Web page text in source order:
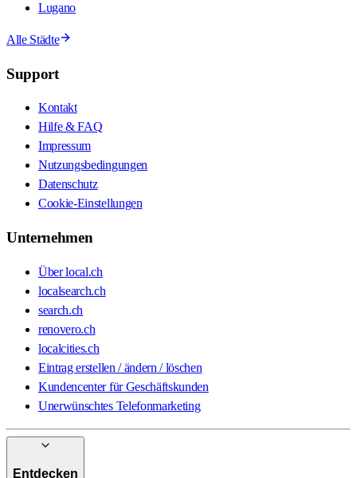
Lugano
Alle Städte
Support
Kontakt
Hilfe & FAQ
Impressum
Nutzungsbedingungen
Datenschutz
Cookie-Einstellungen
Unternehmen
Über local.ch
localsearch.ch
search.ch
renovero.ch
localcities.ch
Eintrag erstellen / ändern / löschen
Kundencenter für Geschäftskunden
Unerwünschtes Telefonmarketing
Entdecken